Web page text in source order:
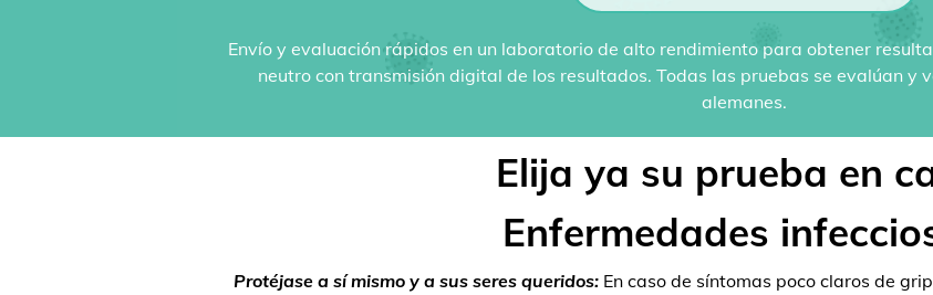
Envío y evaluación rápidos en un laboratorio de alto rendimiento para obtener
neutro con transmisión digital de los resultados. Todas las pruebas se evalúan y
alemanes.
Elija ya su prueba en
Enfermedades
Protéjase a sí mismo y a sus seres queridos: En caso de síntomas poco claros de